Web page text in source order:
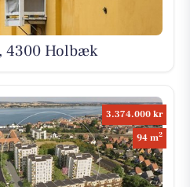
4300 Holbæk
3.374.000 kr
94 m2